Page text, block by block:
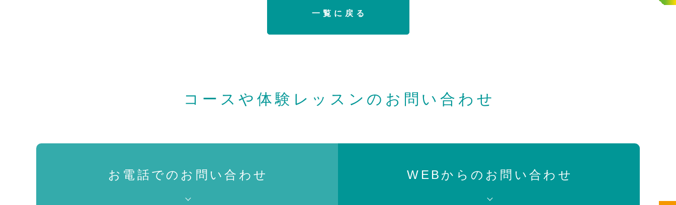
一覧に戻る
コースや体験レッスンの お問い合わせ
お電話でのお問い合わせ WEBからのお問い合わせ